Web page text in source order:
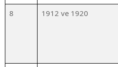
8 1912 ve 1920